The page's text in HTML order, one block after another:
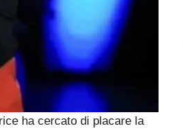
ha cercato di placare la